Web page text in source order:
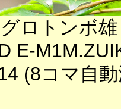
ロトンボ雄
E-
(8コマ自